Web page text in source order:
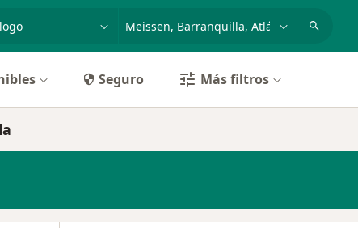
enfermedad o nombre
Seguro Más filtros